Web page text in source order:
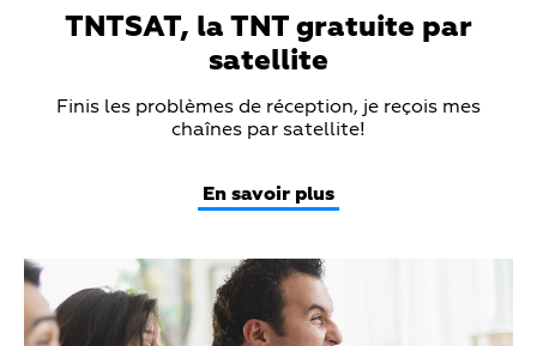
TNTSAT, la TNT gratuite par
satellite
TeaserFinis les problèmes de réception, je reçois mes
chaînes par satellite!
En savoir plus
Teaser
Media